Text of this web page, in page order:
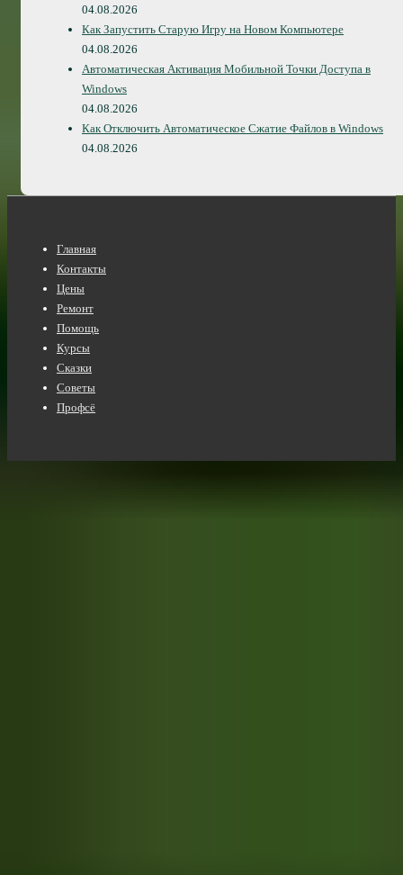
04.08.2026
Как Запустить Старую Игру на Новом Компьютере
04.08.2026
Автоматическая Активация Мобильной Точки Доступа в
Windows
04.08.2026
Как Отключить Автоматическое Сжатие Файлов в Windows
04.08.2026
Нижнее
меню
Главная
Контакты
Цены
Ремонт
Помощь
Курсы
Сказки
Советы
Профсё